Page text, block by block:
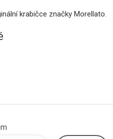
krabičce značky Morellato.